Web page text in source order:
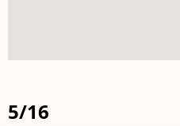
5/16